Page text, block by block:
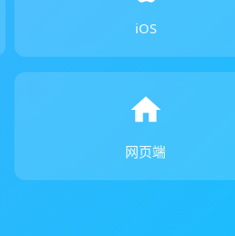
iOS
网页端